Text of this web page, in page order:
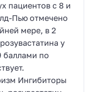
пациентов с 8 и
Пью отмечено
мере, в 2
у
баллами по
Ингибиторы